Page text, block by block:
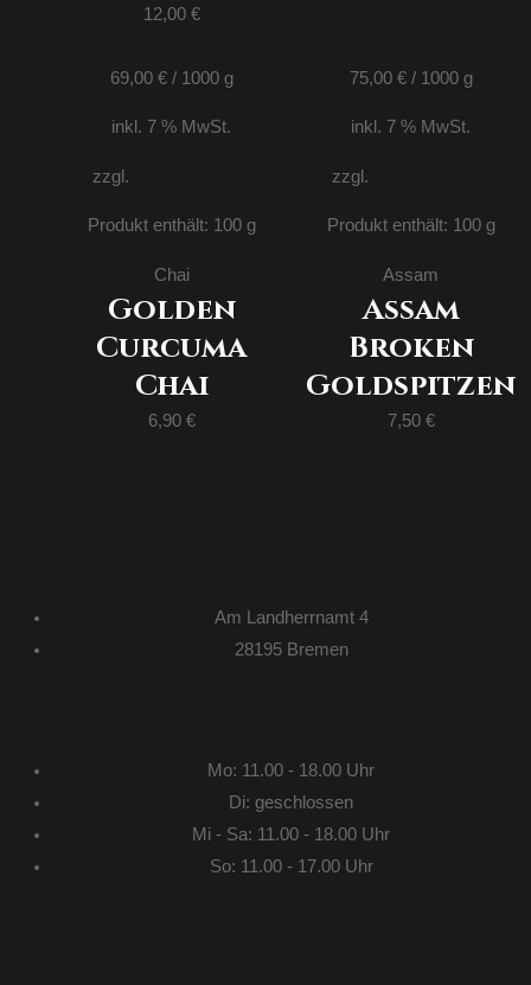
12,00 €
69,00 €/ 1000 g
inkl. 7 % MwSt.
zzgl.
Produkt enthält: 100 g
Chai
Golden
Curcuma
Chai
6,90 €
75,00 €/ 1000 g
inkl. 7 % MwSt.
zzgl.
Produkt enthält: 100 g
Assam
Assam
Broken
Goldspitzen
7,50 €
Am Landherrnamt 4
28195 Bremen
Mo: 11.00 - 18.00 Uhr
Di: geschlossen
Mi - Sa: 11.00 - 18.00 Uhr
So: 11.00 - 17.00 Uhr